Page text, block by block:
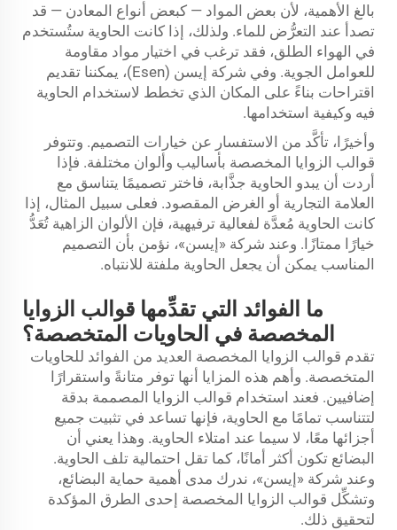
بالغ الأهمية، لأن بعض المواد — كبعض أنواع المعادن — قد
تصدأ عند التعرُّض للماء. ولذلك، إذا كانت الحاوية ستُستخدم
في الهواء الطلق، فقد ترغب في اختيار مواد مقاومة
للعوامل الجوية. وفي شركة إيسن (Esen)، يمكننا تقديم
اقتراحات بناءً على المكان الذي تخطط لاستخدام الحاوية
فيه وكيفية استخدامها.
وأخيرًا، تأكَّد من الاستفسار عن خيارات التصميم. وتتوفر
قوالب الزوايا المخصصة بأساليب وألوان مختلفة. فإذا
أردت أن يبدو الحاوية جذَّابة، فاختر تصميمًا يتناسق مع
العلامة التجارية أو الغرض المقصود. فعلى سبيل المثال، إذا
كانت الحاوية مُعدَّة لفعالية ترفيهية، فإن الألوان الزاهية تُعَدُّ
خيارًا ممتازًا. وعند شركة «إيسن»، نؤمن بأن التصميم
المناسب يمكن أن يجعل الحاوية ملفتة للانتباه.
ما الفوائد التي تقدِّمها قوالب الزوايا
المخصصة في الحاويات المتخصصة؟
تقدم قوالب الزوايا المخصصة العديد من الفوائد للحاويات
المتخصصة. وأهم هذه المزايا أنها توفر متانةً واستقرارًا
إضافيين. فعند استخدام قوالب الزوايا المصممة بدقة
لتتناسب تمامًا مع الحاوية، فإنها تساعد في تثبيت جميع
أجزائها معًا، لا سيما عند امتلاء الحاوية. وهذا يعني أن
البضائع تكون أكثر أمانًا، كما تقل احتمالية تلف الحاوية.
وعند شركة «إيسن»، ندرك مدى أهمية حماية البضائع،
وتشكِّل قوالب الزوايا المخصصة إحدى الطرق المؤكدة
لتحقيق ذلك.